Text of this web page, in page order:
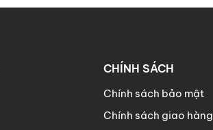
CHÍNH SÁCH
Chính sách bảo mật
Chính sách giao hàng